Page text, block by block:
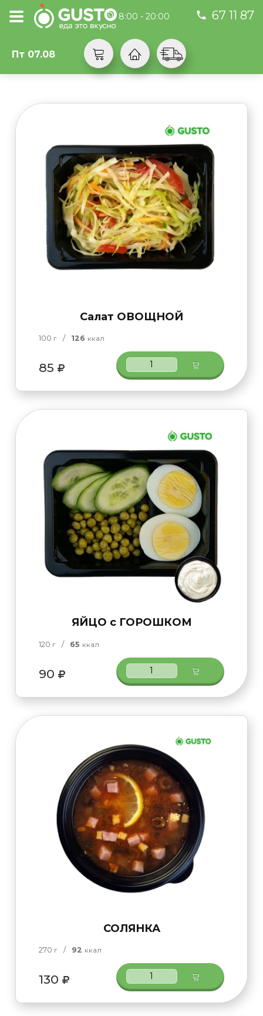
8:00 - 20:00 67 11 87
Пт 07.08
Салат ОВОЩНОЙ
100 г / 126 ккал
85
ЯЙЦО с ГОРОШКОМ
120 г / 65 ккал
90
СОЛЯНКА
270 г / 92 ккал
130